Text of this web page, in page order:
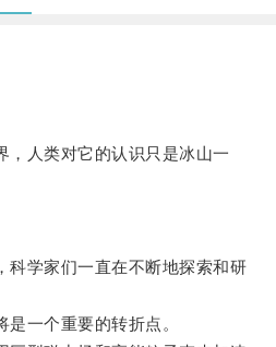
人类对它的认识只是冰山一
学家们一直在不断地探索和研
一个重要的转折点。